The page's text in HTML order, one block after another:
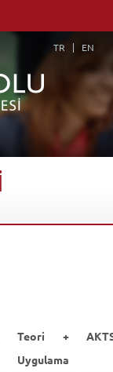
TR EN
Teori +
Uygulama